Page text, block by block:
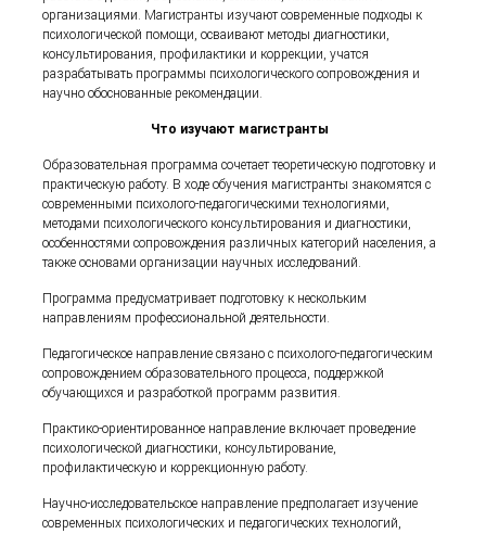
организациями. Магистранты изучают современные подходы к
психологической помощи, осваивают методы диагностики,
консультирования, профилактики и коррекции, учатся
разрабатывать программы психологического сопровождения и
научно обоснованные рекомендации.
Что изучают магистранты
Образовательная программа сочетает теоретическую подготовку и
практическую работу. В ходе обучения магистранты знакомятся с
современными психолого-педагогическими технологиями,
методами психологического консультирования и диагностики,
особенностями сопровождения различных категорий населения, а
также основами организации научных исследований.
Программа предусматривает подготовку к нескольким
направлениям профессиональной деятельности.
Педагогическое направление связано с психолого-педагогическим
сопровождением образовательного процесса, поддержкой
обучающихся и разработкой программ развития.
Практико-ориентированное направление включает проведение
психологической диагностики, консультирование,
профилактическую и коррекционную работу.
Научно-исследовательское направление предполагает изучение
современных психологических и педагогических технологий,